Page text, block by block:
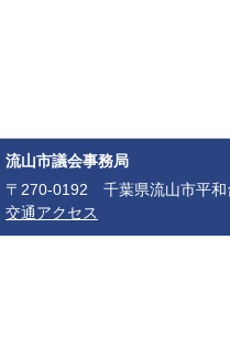
流山市議会事務局
〒270-0192 千葉県流山市平
交通アクセス